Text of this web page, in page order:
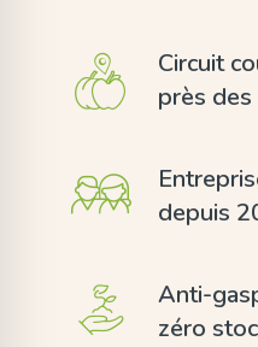
Circuit
près
depuis
Anti-
zéro